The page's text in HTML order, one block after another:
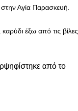
Αγία Παρασκευή.
έξω από τις βίλες
από το